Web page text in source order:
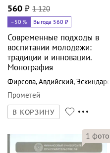
560 ₽ 1 120
–50 % Выгода 560 ₽
Современные подходы в
воспитании молодежи:
традиции и инновации.
Монография
Фирсова,Авдийский,
Прометей
В КОРЗИНУ
1 фото